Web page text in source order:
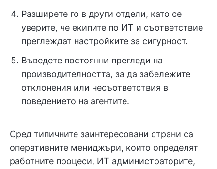
Разширете го в други отдели, като се
уверите, че екипите по ИТ и съответствие
преглеждат настройките за сигурност.
Въведете постоянни прегледи на
производителността, за да забележите
отклонения или несъответствия в
поведението на агентите.
Сред типичните заинтересовани страни са
оперативните мениджъри, които определят
работните процеси, ИТ администраторите,